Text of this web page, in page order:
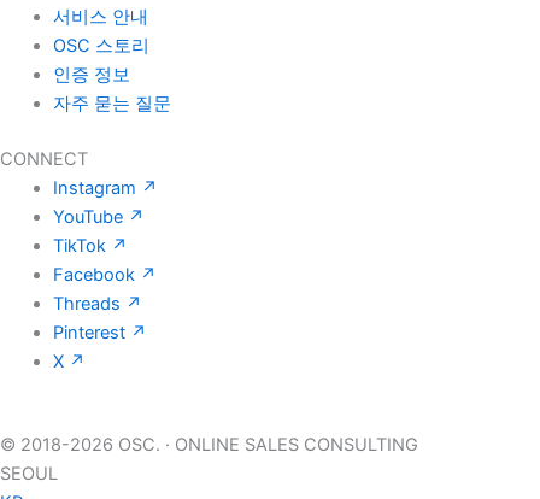
서비스 안내
OSC 스토리
인증 정보
자주 묻는 질문
CONNECT
Instagram ↗
YouTube ↗
TikTok ↗
Facebook ↗
Threads ↗
Pinterest ↗
X ↗
© 2018-2026 OSC. · ONLINE SALES CONSULTING
SEOUL